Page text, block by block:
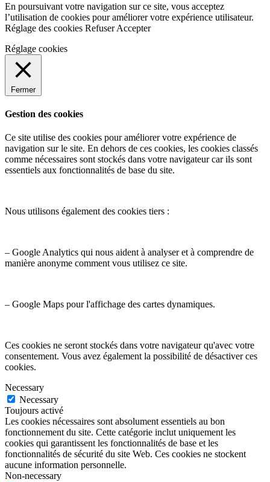
En poursuivant votre navigation sur ce site, vous acceptez
l’utilisation de cookies pour améliorer votre expérience utilisateur.
Réglage des cookies Refuser Accepter
Réglage cookies
Fermer
Gestion des cookies
Ce site utilise des cookies pour améliorer votre expérience de
navigation sur le site. En dehors de ces cookies, les cookies classés
comme nécessaires sont stockés dans votre navigateur car ils sont
essentiels aux fonctionnalités de base du site.
Nous utilisons également des cookies tiers :
– Google Analytics qui nous aident à analyser et à comprendre de
manière anonyme comment vous utilisez ce site.
– Google Maps pour l'affichage des cartes dynamiques.
Ces cookies ne seront stockés dans votre navigateur qu'avec votre
consentement. Vous avez également la possibilité de désactiver ces
cookies.
Necessary
Necessary
Toujours activé
Les cookies nécessaires sont absolument essentiels au bon
fonctionnement du site. Cette catégorie inclut uniquement les
cookies qui garantissent les fonctionnalités de base et les
fonctionnalités de sécurité du site Web. Ces cookies ne stockent
aucune information personnelle.
Non-necessary